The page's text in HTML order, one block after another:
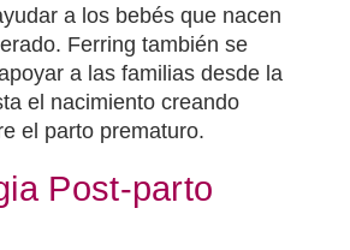
a los bebés que nacen
Ferring también se
a las familias desde la
el nacimiento creando
el parto prematuro.
Post-parto